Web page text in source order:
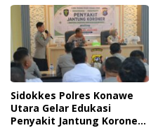
Sidokkes Polres Konawe
Utara Gelar Edukasi
Penyakit Jantung Koroner,